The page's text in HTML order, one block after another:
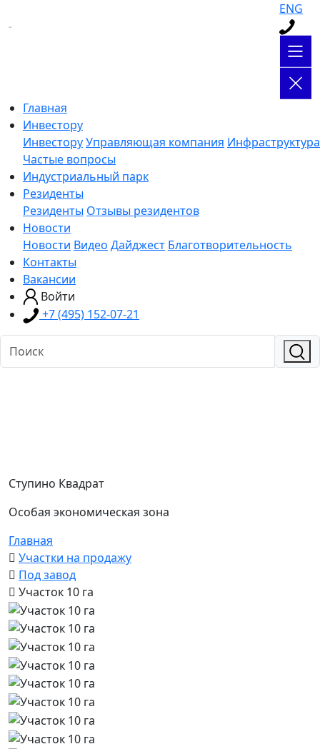
ENG
Главная
Инвестору
ИнвесторуУправляющая компания Инфраструктура
Частые вопросы
Индустриальный парк
Резиденты
Резиденты Отзывы резидентов
Новости
Новости Видео Дайджест Благотворительность
Контакты
Вакансии
Войти
+7 (495) 152-07-21
Ступино Квадрат
Особая экономическая зона
Главная
Участки на продажу
Под завод
Участок 10 га